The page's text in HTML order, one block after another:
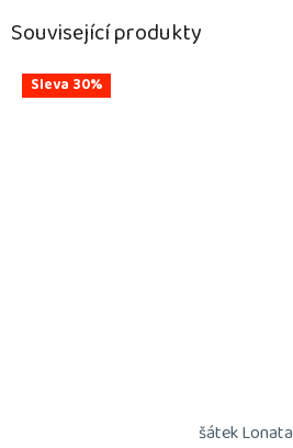
Související produkty
Sleva 30%
šátek Lonata